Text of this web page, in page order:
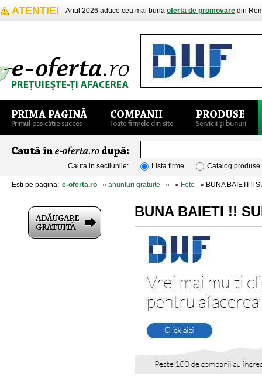
ATENTIE! Anul 2026 aduce cea mai buna oferta de promovare din
Cauta in sectiunile: Lista firme Catalog produse
Esti pe pagina: e-oferta.ro » anunturi gratuite » » Fete » BUNA BAIETI !!
BUNA BAIETI !!